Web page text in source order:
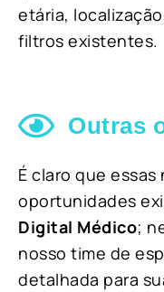
etária,
filtros existentes.
Outras
É claro que essas
oportunidades
Digital Médico;
nosso time de
detalhada para